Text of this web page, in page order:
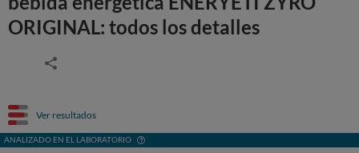
ORIGINAL: todos los detalles
Ver resultados
ANALIZADO EN EL LABORATORIO